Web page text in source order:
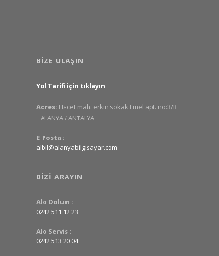
BIZE ULAŞIN
Yol Tarifi için tıklayın
Adres: Hacet mah. erkin sokak Emel apt. no:3/B
ALANYA / ANTALYA
E-Posta :
albil@alanyabilgisayar.com
BIZI ARAYIN
Alo Dolum :
0242 511 12 23
Alo Servis :
0242 513 20 04